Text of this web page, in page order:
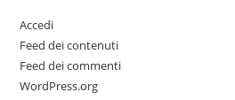
Accedi
Feed dei contenuti
Feed dei commenti
WordPress.org